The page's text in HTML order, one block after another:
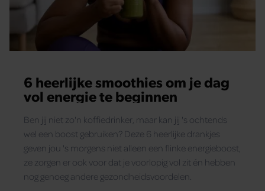
6 heerlijke smoothies om je dag
vol energie te beginnen
Ben jij niet zo'n koffiedrinker, maar kan jij 's ochtends
wel een boost gebruiken? Deze 6 heerlijke drankjes
geven jou 's morgens niet alleen een flinke energieboost,
ze zorgen er ook voor dat je voorlopig vol zit én hebben
nog genoeg andere gezondheidsvoordelen.